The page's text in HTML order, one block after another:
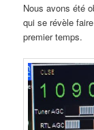
Nous avons été
qui se révèle
premier temps.